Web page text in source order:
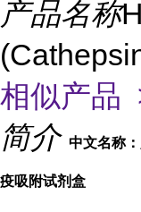
产品名称
相似产品
简介 中文名称
疫吸附试剂盒